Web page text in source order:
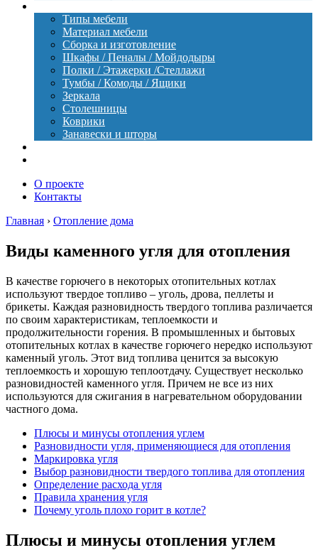
Типы мебели
Материал мебели
Сборка и изготовление
Шкафы / Пеналы / Мойдодыры
Полки / Этажерки /Стеллажи
Тумбы / Комоды / Ящики
Зеркала
Столешницы
Коврики
Занавески и шторы
О проекте
Контакты
Главная › Отопление дома
Виды каменного угля для отопления
В качестве горючего в некоторых отопительных котлах
используют твердое топливо – уголь, дрова, пеллеты и
брикеты. Каждая разновидность твердого топлива различается
по своим характеристикам, теплоемкости и
продолжительности горения. В промышленных и бытовых
отопительных котлах в качестве горючего нередко используют
каменный уголь. Этот вид топлива ценится за высокую
теплоемкость и хорошую теплоотдачу. Существует несколько
разновидностей каменного угля. Причем не все из них
используются для сжигания в нагревательном оборудовании
частного дома.
Плюсы и минусы отопления углем
Разновидности угля, применяющиеся для отопления
Маркировка угля
Выбор разновидности твердого топлива для отопления
Определение расхода угля
Правила хранения угля
Почему уголь плохо горит в котле?
Плюсы и минусы отопления углем